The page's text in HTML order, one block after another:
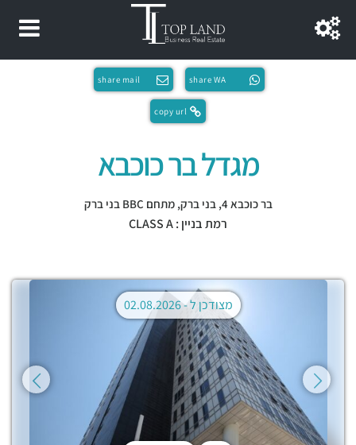
share WA
share mail
copy url
מגדל בר כוכבא
בר כוכבא 4, בני ברק,מתחם BBC בני ברק
רמת בניין : CLASS A
מצודכן ל -02.08.2026